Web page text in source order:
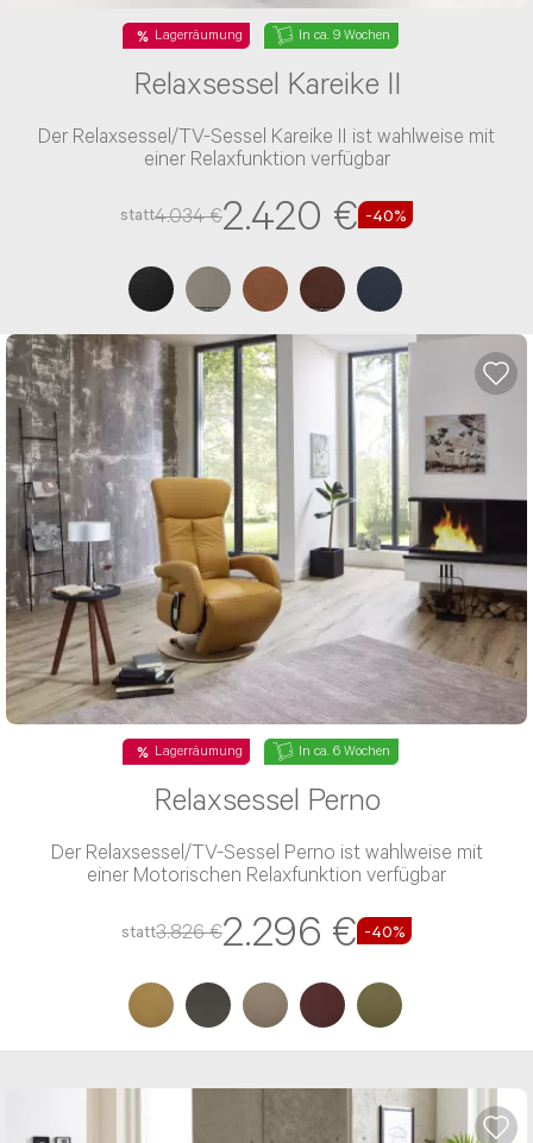
Lagerräumung In ca. 9 Wochen
Relaxsessel Kareike II
Der Relaxsessel/TV-Sessel Kareike II ist wahlweise mit
einer Relaxfunktion verfügbar
statt4.034 €2.420 € -40%
Lagerräumung In ca. 6 Wochen
Relaxsessel Perno
Der Relaxsessel/TV-Sessel Perno ist wahlweise mit
einer Motorischen Relaxfunktion verfügbar
statt3.826 €2.296 € -40%